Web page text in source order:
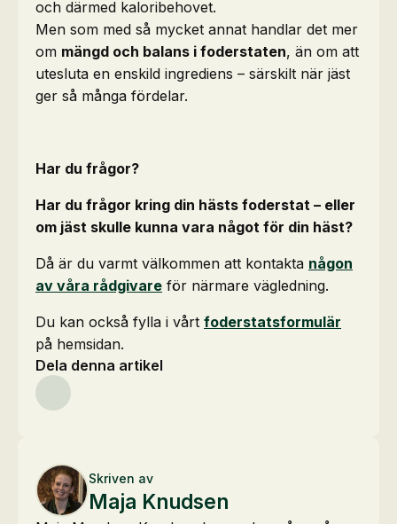
och därmed kaloribehovet.
Men som med så mycket annat handlar det mer
om mängd och balans i foderstaten, än om att
utesluta en enskild ingrediens – särskilt när jäst
ger så många fördelar.
Har du frågor?
Har du frågor kring din hästs foderstat – eller
om jäst skulle kunna vara något för din häst?
Då är du varmt välkommen att kontakta någon
av våra rådgivare för närmare vägledning.
Du kan också fylla i vårt foderstatsformulär
på hemsidan.
Dela denna artikel
Skriven av
Maja Knudsen